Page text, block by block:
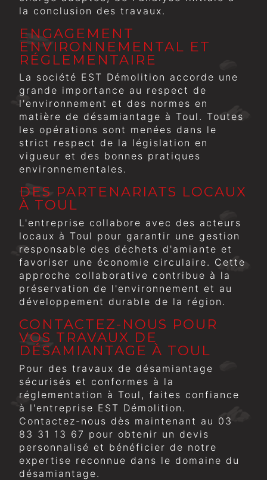
la conclusion des travaux.
ENGAGEMENT
ENVIRONNEMENTAL ET
RÉGLEMENTAIRE
La société EST Démolition accorde une
grande importance au respect de
l'environnement et des normes en
matière de désamiantage à Toul. Toutes
les opérations sont menées dans le
strict respect de la législation en
vigueur et des bonnes pratiques
environnementales.
DES PARTENARIATS LOCAUX
À TOUL
L'entreprise collabore avec des acteurs
locaux à Toul pour garantir une gestion
responsable des déchets d'amiante et
favoriser une économie circulaire. Cette
approche collaborative contribue à la
préservation de l'environnement et au
développement durable de la région.
CONTACTEZ-NOUS POUR
VOS TRAVAUX DE
DÉSAMIANTAGE À TOUL
Pour des travaux de désamiantage
sécurisés et conformes à la
réglementation à Toul, faites confiance
à l'entreprise EST Démolition.
Contactez-nous dès maintenant au 03
83 31 13 67 pour obtenir un devis
personnalisé et bénéficier de notre
expertise reconnue dans le domaine du
désamiantage.